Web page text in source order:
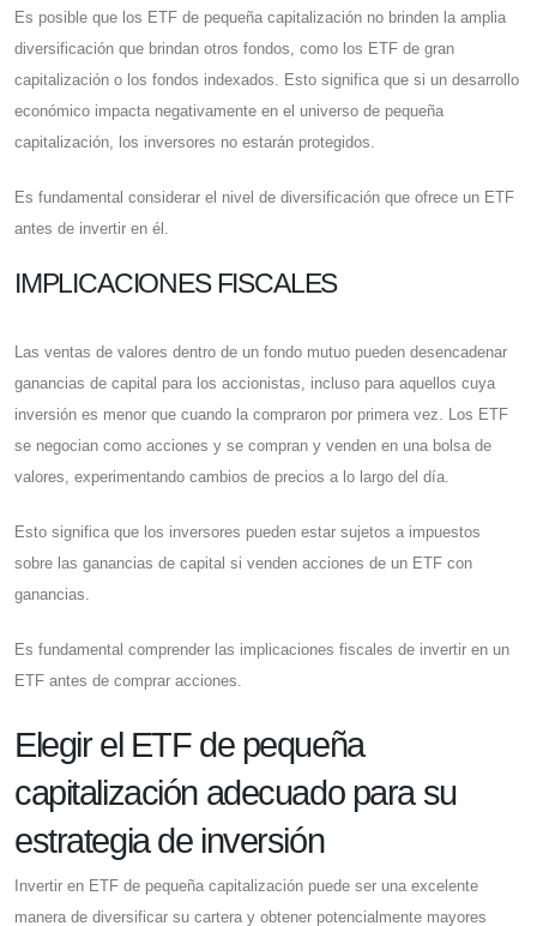
Es posible que los ETF de pequeña capitalización no brinden la amplia
diversificación que brindan otros fondos, como los ETF de gran
capitalización o los fondos indexados. Esto significa que si un desarrollo
económico impacta negativamente en el universo de pequeña
capitalización, los inversores no estarán protegidos.
Es fundamental considerar el nivel de diversificación que ofrece un ETF
antes de invertir en él.
IMPLICACIONES FISCALES
Las ventas de valores dentro de un fondo mutuo pueden desencadenar
ganancias de capital para los accionistas, incluso para aquellos cuya
inversión es menor que cuando la compraron por primera vez. Los ETF
se negocian como acciones y se compran y venden en una bolsa de
valores, experimentando cambios de precios a lo largo del día.
Esto significa que los inversores pueden estar sujetos a impuestos
sobre las ganancias de capital si venden acciones de un ETF con
ganancias.
Es fundamental comprender las implicaciones fiscales de invertir en un
ETF antes de comprar acciones.
Elegir el ETF de pequeña
capitalización adecuado para su
estrategia de inversión
Invertir en ETF de pequeña capitalización puede ser una excelente
manera de diversificar su cartera y obtener potencialmente mayores